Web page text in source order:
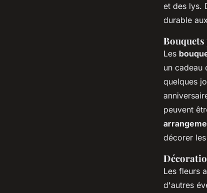
et des lys.
durable
Les
un cadeau
quelques
peuvent
décorer
Les fleurs
d'autres